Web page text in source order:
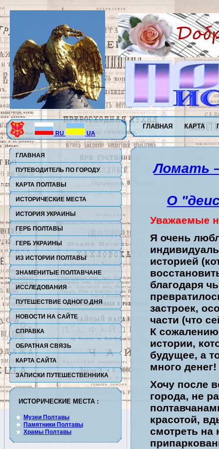
ГЛАВНАЯ КАРТА
RU UA
ГЛАВНАЯ
ПУТЕВОДИТЕЛЬ ПО ГОРОДУ
КАРТА ПОЛТАВЫ
ИСТОРИЧЕСКИЕ МЕСТА
ПОЛТАВЫ
ИСТОРИЯ УКРАИНЫ
ГЕРБ ПОЛТАВЫ
ГЕРБ УКРАИНЫ
ИЗ ИСТОРИИ ПОЛТАВЫ
ЗНАМЕНИТЫЕ ПОЛТАВЧАНЕ
ИССЛЕДОВАНИЯ
ПУТЕШЕСТВИЕ ОДНОГО ДНЯ
НОВОСТИ НА САЙТЕ
СПРАВКА
ОБРАТНАЯ СВЯЗЬ
КАРТА САЙТА
ЗАПИСКИ ПУТЕШЕСТВЕННИКА
ИСТОРИЧЕСКИЕ МЕСТА :
Музеи Полтавы
Памятники Полтавы
Храмы Полтавы
Ломать
О
Уважаемые
Я очень
историей
благодаря
застроек,
части (что
К
истории,
будущее, а
много денег!
Хочу после
города, не
красотой,
смотреть на